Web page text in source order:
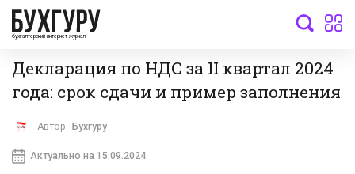
бухгалтерский интернет-журнал
Декларация по НДС за II квартал 2024
года: срок сдачи и пример заполнения
Автор: Бухгуру
Актуально на 15.09.2024